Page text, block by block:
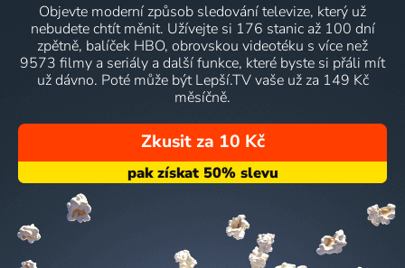
Objevte moderní způsob sledování televize, který už
nebudete chtít měnit. Užívejte si 176 stanic až 100 dní
zpětně, balíček HBO, obrovskou videotéku s více než
9573 filmy a seriály a další funkce, které byste si přáli mít
už dávno. Poté může být Lepší.TV vaše už za 149 Kč
měsíčně.
Zkusit za 10 Kč